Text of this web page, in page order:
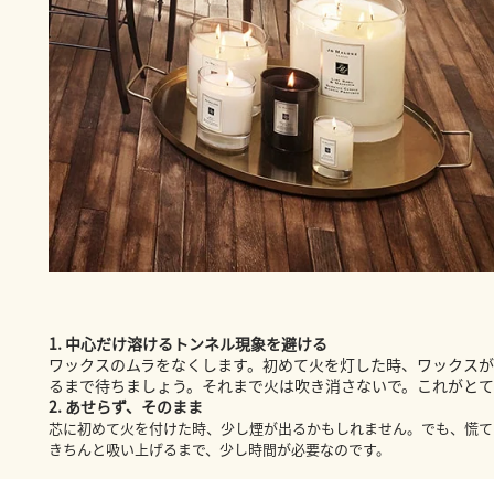
1. 中心だけ溶けるトンネル現象を避ける
ワックスのムラをなくします。初めて火を灯した時、ワックス
るまで待ちましょう。それまで火は吹き消さないで。これがと
2. あせらず、そのまま
芯に初めて火を付けた時、少し煙が出るかもしれません。でも、慌
きちんと吸い上げるまで、少し時間が必要なのです。